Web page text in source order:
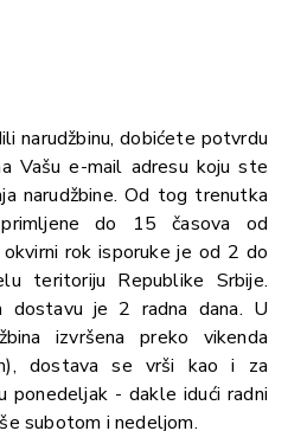
narudžbinu, dobićete potvrdu
Vašu e-mail adresu koju ste
narudžbine. Od tog trenutka
do 15 časova od
rok isporuke je od 2 do
teritoriju Republike Srbije.
dostavu je 2 radna dana. U
izvršena preko vikenda
dostava se vrši kao i za
ponedeljak - dakle idući radni
subotom i nedeljom.